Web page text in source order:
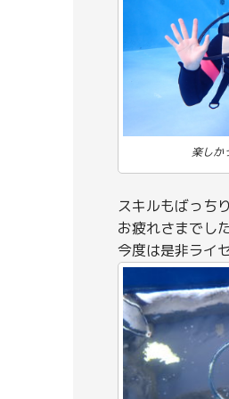
楽しか
スキルもばっち
お疲れさまでし
今度は是非ライ